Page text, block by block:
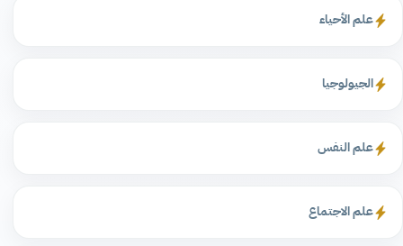
علم الأحياء
الجيولوجيا
علم النفس
علم الاجتماع